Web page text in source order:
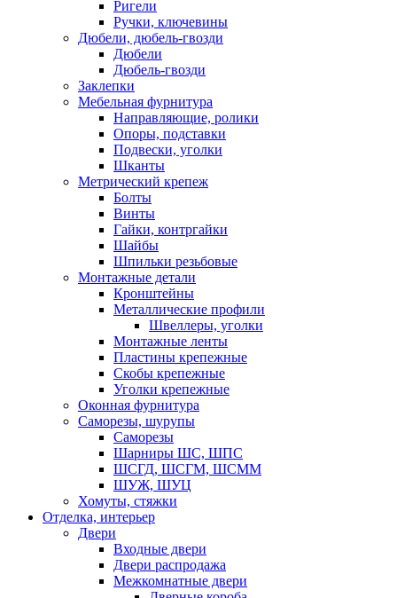
Ригели
Ручки, ключевины
Дюбели, дюбель-гвозди
Дюбели
Дюбель-гвозди
Заклепки
Мебельная фурнитура
Направляющие, ролики
Опоры, подставки
Подвески, уголки
Шканты
Метрический крепеж
Болты
Винты
Гайки, контргайки
Шайбы
Шпильки резьбовые
Монтажные детали
Кронштейны
Металлические профили
Швеллеры, уголки
Монтажные ленты
Пластины крепежные
Скобы крепежные
Уголки крепежные
Оконная фурнитура
Саморезы, шурупы
Саморезы
Шарниры ШС, ШПС
ШСГД, ШСГМ, ШСММ
ШУЖ, ШУЦ
Хомуты, стяжки
Отделка, интерьер
Двери
Входные двери
Двери распродажа
Межкомнатные двери